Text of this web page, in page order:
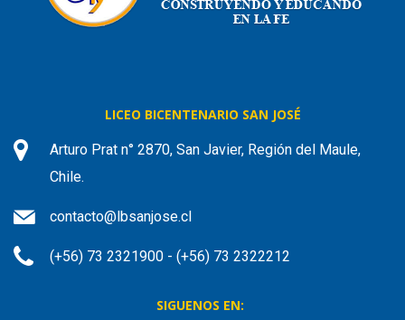
LICEO BICENTENARIO SAN JOSÉ
Arturo Prat n° 2870, San Javier, Región del Maule,
Chile.
contacto@lbsanjose.cl
(+56) 73 2321900 - (+56) 73 2322212
SIGUENOS EN: